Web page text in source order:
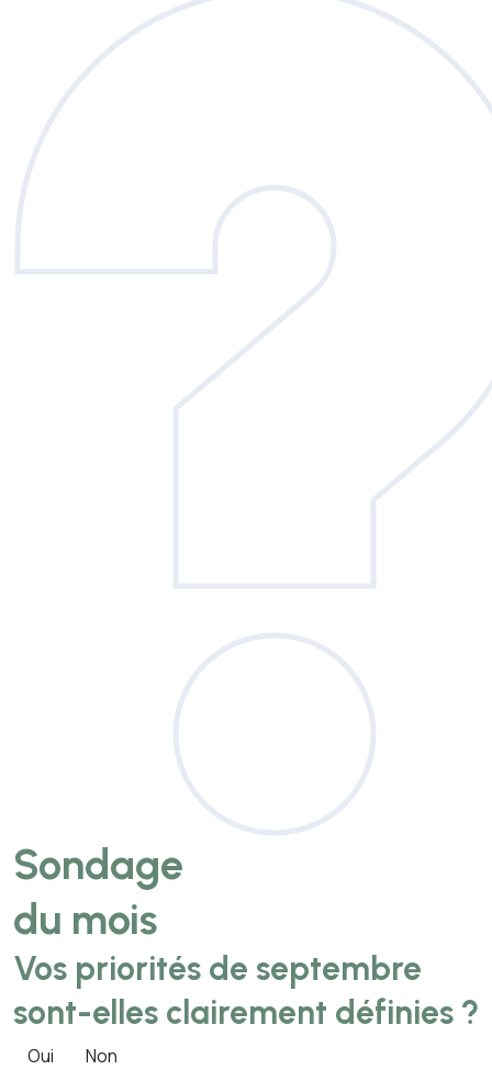
Sondage
du mois
Vos priorités de septembre
sont-elles clairement définies ?
Oui
Non